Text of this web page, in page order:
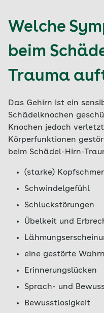
Welche
beim
Trauma
Das Gehirn ist ein
Schädelknochen
Knochen jedoch
Körperfunktionen
beim Schädel-Hirn-
(starke)
Schwindelgefühl
Schluckstörungen
Übelkeit und
eine gestörte
Erinnerungslücken
Sprach- und
Bewusstlosigkeit